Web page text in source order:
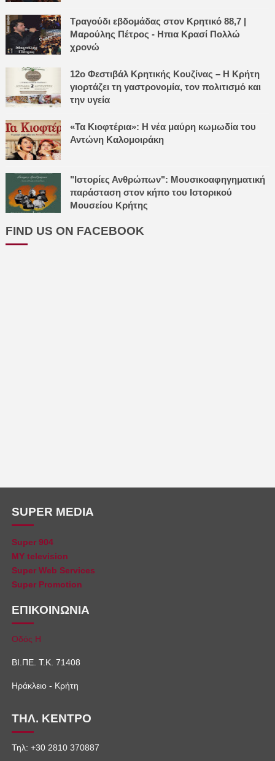
Τραγούδι εβδομάδας στον Κρητικό 88,7 |
Μαρούλης Πέτρος - Ηπια Κρασί Πολλώ
χρονώ
12ο Φεστιβάλ Κρητικής Κουζίνας – Η Κρήτη
γιορτάζει τη γαστρονομία, τον πολιτισμό και
την υγεία
«Τα Κιοφτέρια»: Η νέα μαύρη κωμωδία του
Αντώνη Καλομοιράκη
"Ιστορίες Ανθρώπων": Μουσικοαφηγηματική
παράσταση στον κήπο του Ιστορικού
Μουσείου Κρήτης
FIND US ON FACEBOOK
SUPER MEDIA
Super 904
MY television
Super Web Services
Super Promotion
ΕΠΙΚΟΙΝΩΝΙΑ
Οδός Η
ΒΙ.ΠΕ. Τ.Κ. 71408
Ηράκλειο - Κρήτη
ΤΗΛ. ΚΕΝΤΡΟ
Τηλ: +30 2810 370887